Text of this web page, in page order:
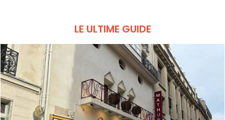
LE ULTIME GUIDE